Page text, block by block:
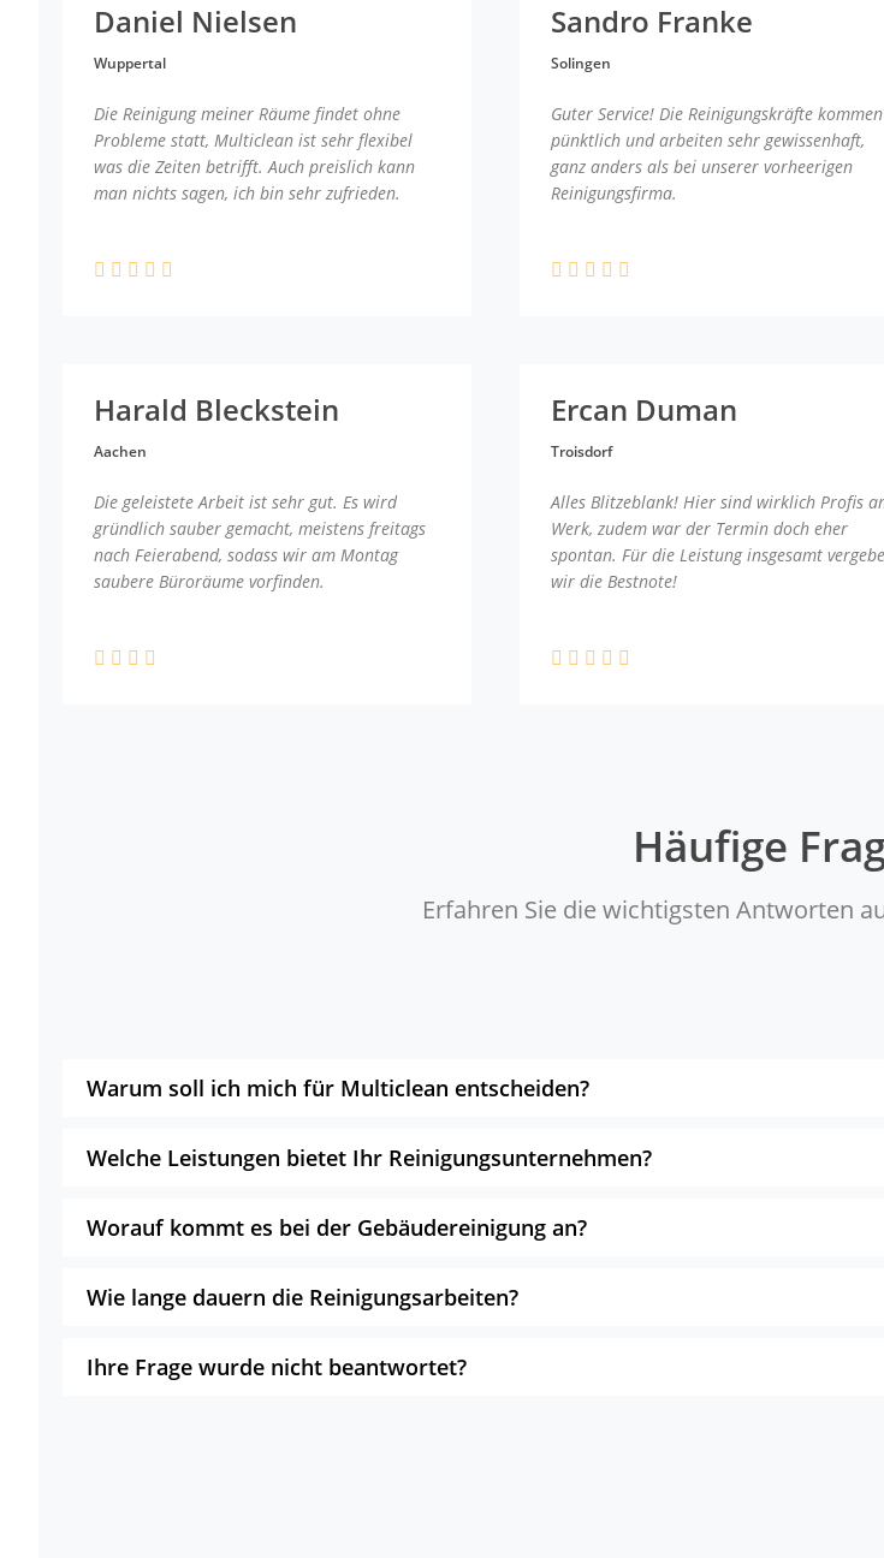
Daniel Nielsen
Wuppertal
Die Reinigung meiner Räume findet ohne
Probleme statt, Multiclean ist sehr flexibel
was die Zeiten betrifft. Auch preislich kann
man nichts sagen, ich bin sehr zufrieden.
Sandro Franke
Solingen
Guter Service! Die Reinigungskräfte kommen
pünktlich und arbeiten sehr gewissenhaft,
ganz anders als bei unserer vorheerigen
Reinigungsfirma.
Harald Bleckstein
Aachen
Die geleistete Arbeit ist sehr gut. Es wird
gründlich sauber gemacht, meistens freitags
nach Feierabend, sodass wir am Montag
saubere Büroräume vorfinden.
Ercan Duman
Troisdorf
Alles Blitzeblank! Hier sind wirklich Profis
Werk, zudem war der Termin doch eher
spontan. Für die Leistung insgesamt
wir die Bestnote!
Häufige
Erfahren Sie die wichtigsten Antworten
Warum soll ich mich für Multiclean entscheiden?
Welche Leistungen bietet Ihr Reinigungsunternehmen?
Worauf kommt es bei der Gebäudereinigung an?
Wie lange dauern die Reinigungsarbeiten?
Ihre Frage wurde nicht beantwortet?